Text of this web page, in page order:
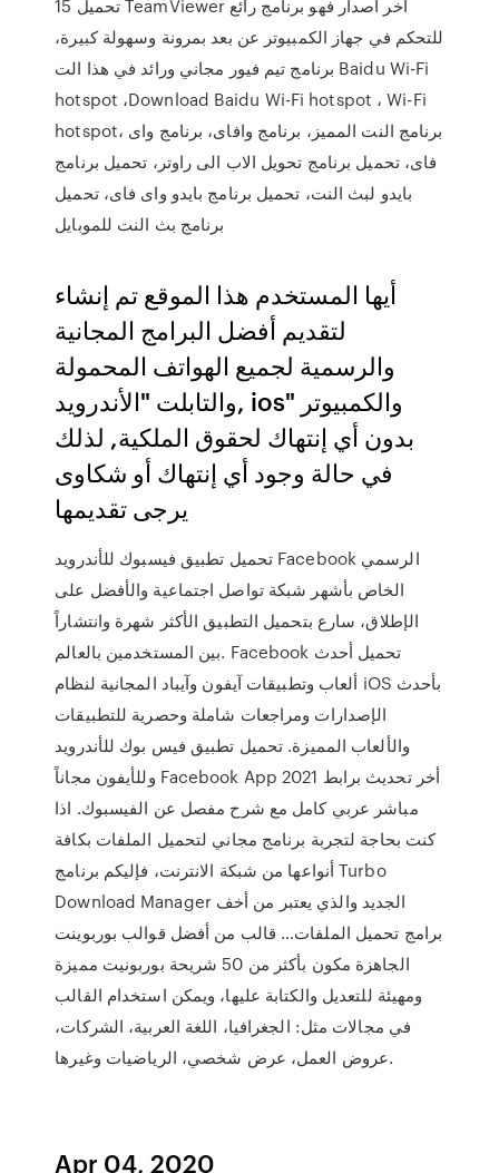
تحميل 15 TeamViewer اخر اصدار فهو برنامج رائع
للتحكم في جهاز الكمبيوتر عن بعد بمرونة وسهولة كبيرة،
برنامج تيم فيور مجاني ورائد في هذا الت Baidu Wi-Fi
hotspot ،Download Baidu Wi-Fi hotspot ، Wi-Fi
hotspot، برنامج النت المميز، برنامج وافاى، برنامج واى
فاى، تحميل برنامج تحويل الاب الى راوتر، تحميل برنامج
بايدو لبث النت، تحميل برنامج بايدو واى فاى، تحميل
برنامج بث النت للموبايل
أيها المستخدم هذا الموقع تم إنشاء
لتقديم أفضل البرامج المجانية
والرسمية لجميع الهواتف المحمولة
والتابلت "الأندرويد, ios" والكمبيوتر
بدون أي إنتهاك لحقوق الملكية, لذلك
في حالة وجود أي إنتهاك أو شكاوى
يرجى تقديمها
تحميل تطبيق فيسبوك للأندرويد Facebook الرسمي
الخاص بأشهر شبكة تواصل اجتماعية والأفضل على
الإطلاق، سارع بتحميل التطبيق الأكثر شهرة وانتشاراً
بين المستخدمين بالعالم. Facebook تحميل أحدث
ألعاب وتطبيقات آيفون وآيباد المجانية لنظام iOS بأحدث
الإصدارات ومراجعات شاملة وحصرية للتطبيقات
والألعاب المميزة. تحميل تطبيق فيس بوك للأندرويد
وللأيفون مجاناً Facebook App 2021 أخر تحديث برابط
مباشر عربي كامل مع شرح مفصل عن الفيسبوك. اذا
كنت بحاجة لتجربة برنامج مجاني لتحميل الملفات بكافة
أنواعها من شبكة الانترنت، فإليكم برنامج Turbo
Download Manager الجديد والذي يعتبر من أخف
برامج تحميل الملفات… قالب من أفضل قوالب بوربوينت
الجاهزة مكون بأكثر من 50 شريحة بوربونيت مميزة
ومهيئة للتعديل والكتابة عليها، ويمكن استخدام القالب
في مجالات مثل: الجغرافيا، اللغة العربية، الشركات،
عروض العمل، عرض شخصي، الرياضيات وغيرها.
Apr 04, 2020